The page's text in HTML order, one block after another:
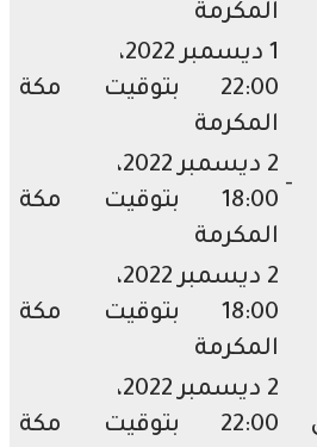
المكرمة
22:00 بتوقيت مكة
المكرمة
18:00 بتوقيت مكة
المكرمة
18:00 بتوقيت مكة
المكرمة
22:00 بتوقيت مكة